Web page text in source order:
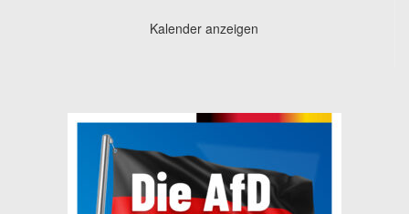
Kalender anzeigen